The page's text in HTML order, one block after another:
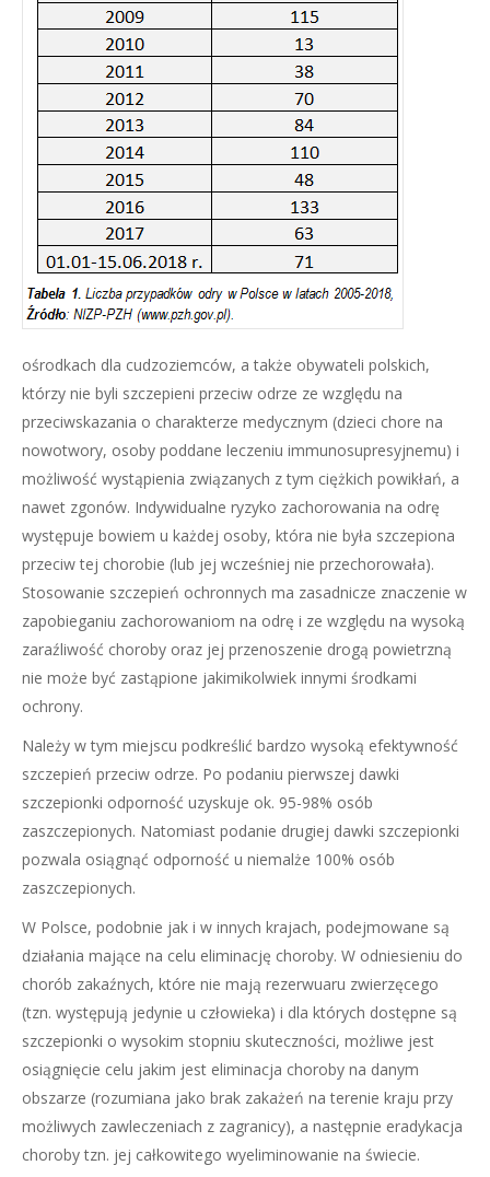
ośrodkach dla cudzoziemców, a także obywateli polskich,
którzy nie byli szczepieni przeciw odrze ze względu na
przeciwskazania o charakterze medycznym (dzieci chore na
nowotwory, osoby poddane leczeniu immunosupresyjnemu) i
możliwość wystąpienia związanych z tym ciężkich powikłań, a
nawet zgonów. Indywidualne ryzyko zachorowania na odrę
występuje bowiem u każdej osoby, która nie była szczepiona
przeciw tej chorobie (lub jej wcześniej nie przechorowała).
Stosowanie szczepień ochronnych ma zasadnicze znaczenie w
zapobieganiu zachorowaniom na odrę i ze względu na wysoką
zaraźliwość choroby oraz jej przenoszenie drogą powietrzną
nie może być zastąpione jakimikolwiek innymi środkami
ochrony.
Należy w tym miejscu podkreślić bardzo wysoką efektywność
szczepień przeciw odrze. Po podaniu pierwszej dawki
szczepionki odporność uzyskuje ok. 95-98% osób
zaszczepionych. Natomiast podanie drugiej dawki szczepionki
pozwala osiągnąć odporność u niemalże 100% osób
zaszczepionych.
W Polsce, podobnie jak i w innych krajach, podejmowane są
działania mające na celu eliminację choroby. W odniesieniu do
chorób zakaźnych, które nie mają rezerwuaru zwierzęcego
(tzn. występują jedynie u człowieka) i dla których dostępne są
szczepionki o wysokim stopniu skuteczności, możliwe jest
osiągnięcie celu jakim jest eliminacja choroby na danym
obszarze (rozumiana jako brak zakażeń na terenie kraju przy
możliwych zawleczeniach z zagranicy), a następnie eradykacja
choroby tzn. jej całkowitego wyeliminowanie na świecie.